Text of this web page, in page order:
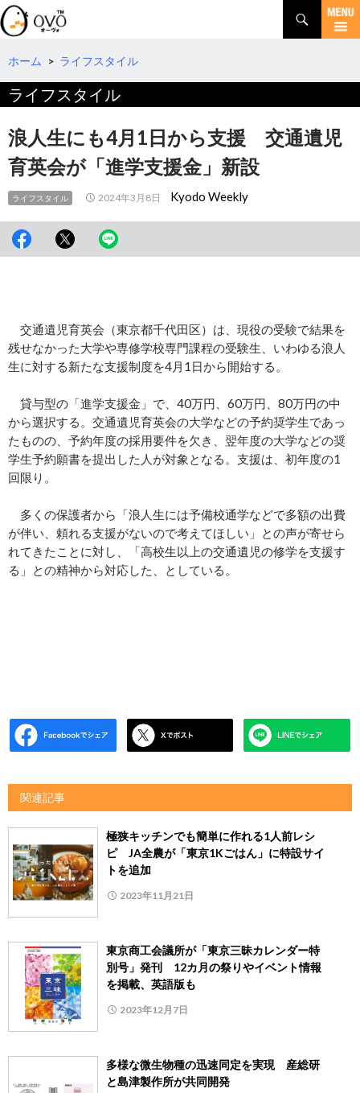
検
索
コ
テ
ツ
へ
移
動
ホーム > ライフスタイル
ライフスタイル
浪人生にも4月1日から支援 交通遺児
育英会が「進学支援金」新設
ライフスタイル 2024年3月8日 Kyodo Weekly
交通遺児育英会（東京都千代田区）は、現役の受験で結果を
残せなかった大学や専修学校専門課程の受験生、いわゆる浪人
生に対する新たな支援制度を4月1日から開始する。
貸与型の「進学支援金」で、40万円、60万円、80万円の中
から選択する。交通遺児育英会の大学などの予約奨学生であっ
たものの、予約年度の採用要件を欠き、翌年度の大学などの奨
学生予約願書を提出した人が対象となる。支援は、初年度の1
回限り。
多くの保護者から「浪人生には予備校通学などで多額の出費
が伴い、頼れる支援がないので考えてほしい」との声が寄せら
れてきたことに対し、「高校生以上の交通遺児の修学を支援す
る」との精神から対応した、としている。
関連記事
極狭キッチンでも簡単に作れる1人前レシ
ピ JA全農が「東京1Kごはん」に特設サイ
トを追加
2023年11月21日
東京商工会議所が「東京三昧カレンダー特
別号」発刊 12カ月の祭りやイベント情報
を掲載、英語版も
2023年12月7日
多様な微生物種の迅速同定を実現 産総研
と島津製作所が共同開発